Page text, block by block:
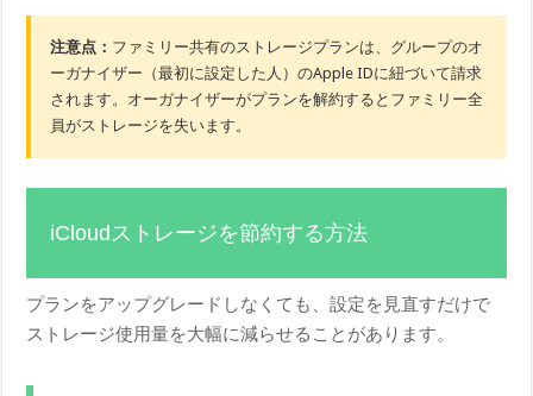
注意点： ファミリー共有のストレージプランは、グループのオ
ーガナイザー（最初に設定した人）のApple IDに紐づいて請求
されます。オーガナイザーがプランを解約するとファミリー全
員がストレージを失います。
iCloudストレージを節約する方法
プランをアップグレードしなくても、設定を見直すだけで
ストレージ使用量を大幅に減らせることがあります。